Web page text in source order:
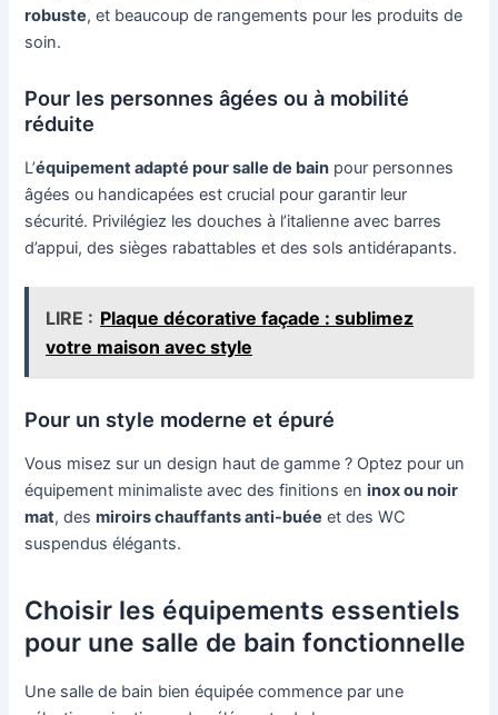
robuste, et beaucoup de rangements pour les produits de
soin.
Pour les personnes âgées ou à mobilité
réduite
L’équipement adapté pour salle de bain pour personnes
âgées ou handicapées est crucial pour garantir leur
sécurité. Privilégiez les douches à l’italienne avec barres
d’appui, des sièges rabattables et des sols antidérapants.
LIRE : Plaque décorative façade : sublimez
votre maison avec style
Pour un style moderne et épuré
Vous misez sur un design haut de gamme ? Optez pour un
équipement minimaliste avec des finitions eninox ou noir
mat, desmiroirs chauffants anti-buée et des WC
suspendus élégants.
Choisir les équipements essentiels
pour une salle de bain fonctionnelle
Une salle de bain bien équipée commence par une